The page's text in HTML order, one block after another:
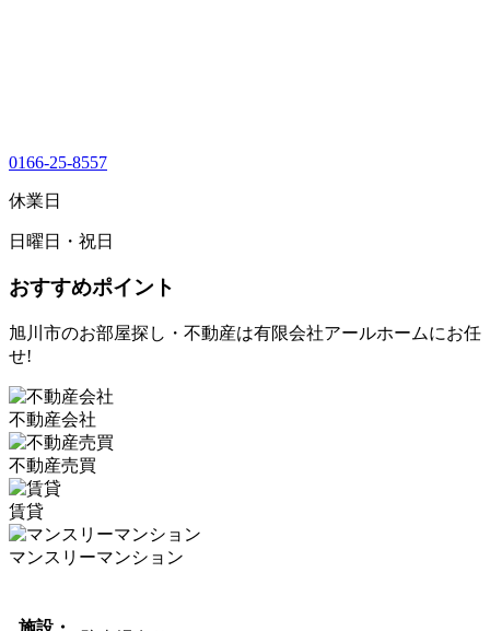
0166-25-8557
休業日
日曜日・祝日
おすすめポイント
旭川市のお部屋探し・不動産は有限会社アールホームにお任
せ!
不動産会社
不動産売買
賃貸
マンスリーマンション
施設・